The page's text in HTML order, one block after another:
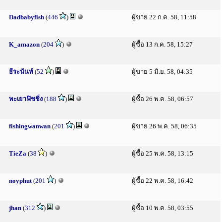
Dadbabyfish (446 ) ผู้ขาย 22 ก.ค. 58, 11:58
K_amazon (204 ) ผู้ซื้อ 13 ก.ค. 58, 15:27
ธีระนันท์ (52 ) ผู้ขาย 5 มิ.ย. 58, 04:35
พะเยาฟิชชิ่ง (188 ) ผู้ซื้อ 26 พ.ค. 58, 06:57
fishingwanwan (201 ) ผู้ขาย 26 พ.ค. 58, 06:35
TieZa (38 ) ผู้ซื้อ 25 พ.ค. 58, 13:15
noyphut(201 ) ผู้ซื้อ 22 พ.ค. 58, 16:42
jhan (312 ) ผู้ซื้อ 10 พ.ค. 58, 03:55